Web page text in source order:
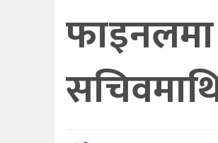
फाइनलमा